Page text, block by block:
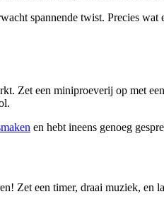
spannende twist. Precies wat
Zet een miniproeverij op met
en hebt ineens genoeg
Zet een timer, draai muziek, en